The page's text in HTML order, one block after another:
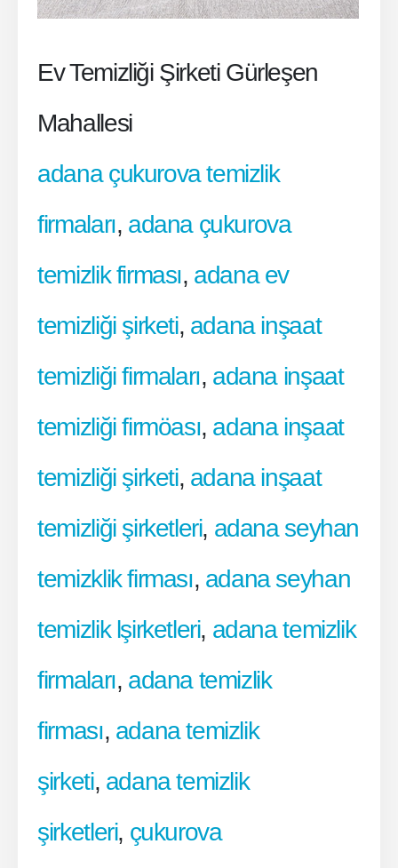
Ev Temizliği Şirketi Gürleşen
Mahallesi
adana çukurova temizlik
firmaları, adana çukurova
temizlik firması, adana ev
temizliği şirketi, adana inşaat
temizliği firmaları, adana inşaat
temizliği firmöası, adana inşaat
temizliği şirketi, adana inşaat
temizliği şirketleri, adana seyhan
temizklik firması, adana seyhan
temizlik lşirketleri, adana temizlik
firmaları, adana temizlik
firması, adana temizlik
şirketi, adana temizlik
şirketleri, çukurova